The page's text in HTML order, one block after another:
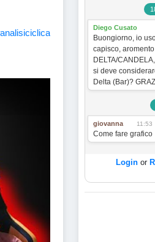
ora attesa per segnale short
Diego Cusato
Buongiorno, io
capisco,
DELTA/
si deve
Delta (Bar)?
giovanna 11:53
Come fare grafico
Loginor